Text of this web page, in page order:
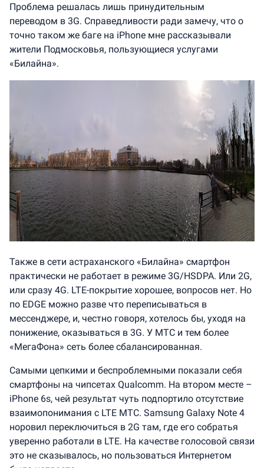
Проблема решалась лишь принудительным
переводом в 3G. Справедливости ради замечу, что о
точно таком же баге на iPhone мне рассказывали
жители Подмосковья, пользующиеся услугами
«Билайна».
Также в сети астраханского «Билайна» смартфон
практически не работает в режиме 3G/HSDPA. Или 2G,
или сразу 4G. LTE-покрытие хорошее, вопросов нет. Но
по EDGE можно разве что переписываться в
мессенджере, и, честно говоря, хотелось бы, уходя на
понижение, оказываться в 3G. У МТС и тем более
«МегаФона» сеть более сбалансированная.
Самыми цепкими и беспроблемными показали себя
смартфоны на чипсетах Qualcomm. На втором месте –
iPhone 6s, чей результат чуть подпортило отсутствие
взаимопонимания с LTE МТС. Samsung Galaxy Note 4
норовил переключиться в 2G там, где его собратья
уверенно работали в LTE. На качестве голосовой связи
это не сказывалось, но пользоваться Интернетом